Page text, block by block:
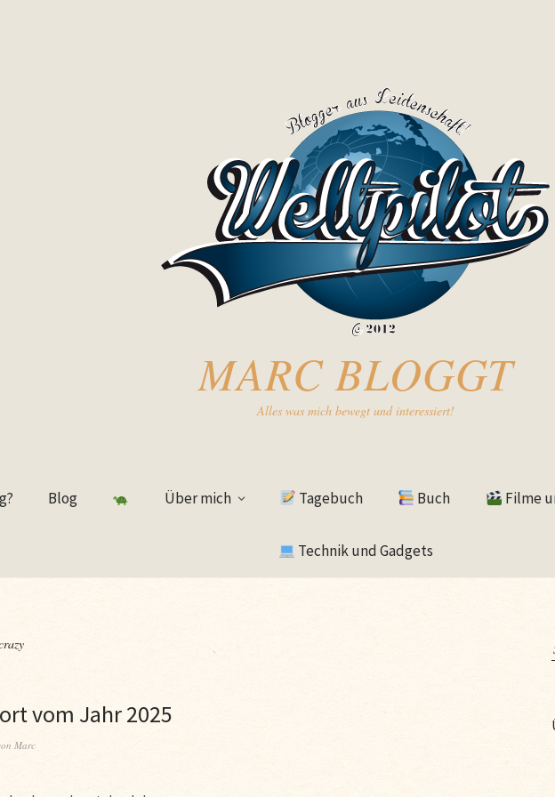
MARC BLOGGT
Alles was mich bewegt und interessiert!
Blog Über mich Tagebuch Buch Filme
Technik und Gadgets
vom Jahr 2025
Marc